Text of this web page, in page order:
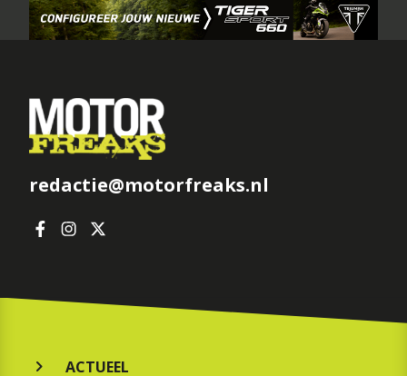
redactie@motorfreaks.nl
ACTUEEL